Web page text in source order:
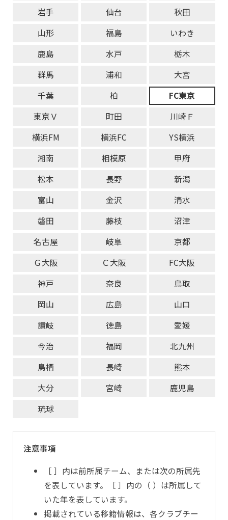
岩手
仙台
秋田
山形
福島
いわき
鹿島
水戸
栃木
群馬
浦和
大宮
千葉
柏
FC東京
東京Ｖ
町田
川崎Ｆ
横浜FM
横浜FC
YS横浜
湘南
相模原
甲府
松本
長野
新潟
富山
金沢
清水
磐田
藤枝
沼津
名古屋
岐阜
京都
Ｇ大阪
Ｃ大阪
FC大阪
神戸
奈良
鳥取
岡山
広島
山口
讃岐
徳島
愛媛
今治
福岡
北九州
鳥栖
長崎
熊本
大分
宮崎
鹿児島
琉球
注意事項
［ ］内は前所属チーム、または次の所属先
を表しています。［ ］内の（ ）は所属して
いた年を表しています。
掲載されている移籍情報は、各クラブチー